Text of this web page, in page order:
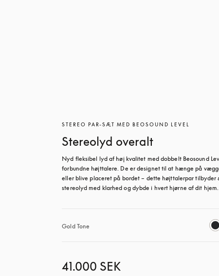
STEREO PAR-SÆT MED BEOSOUND LEVEL
Stereolyd overalt
Nyd fleksibel lyd af høj kvalitet med dobbelt Beosound
forbundne højttalere. De er designet til at hænge på
eller blive placeret på bordet – dette højttalerpar tilbyder
stereolyd med klarhed og dybde i hvert hjørne af dit hjem.
Gold Tone
41.000 SEK